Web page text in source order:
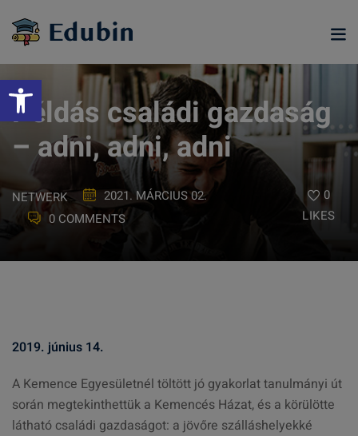
Eszköztár megnyitása
content
Példás családi gazdaság
– adni, adni, adni
NETWERK
2021. MÁRCIUS 02.
0 COMMENTS
0
LIKES
2019. június 14.
A Kemence Egyesületnél töltött jó gyakorlat tanulmányi út
során megtekinthettük a Kemencés Házat, és a körülötte
látható családi gazdaságot: a jövőre szálláshelyekké